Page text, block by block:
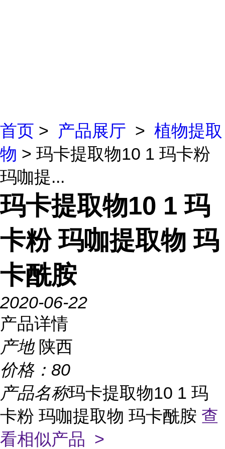
首页 > 产品展厅 > 植物提取
物 > 玛卡提取物10 1 玛卡粉
玛咖提...
玛卡提取物10 1 玛
卡粉 玛咖提取物 玛
卡酰胺
2020-06-22
产品详情
产地 陕西
价格： 80
产品名称玛卡提取物10 1 玛
卡粉 玛咖提取物 玛卡酰胺 查
看相似产品 >